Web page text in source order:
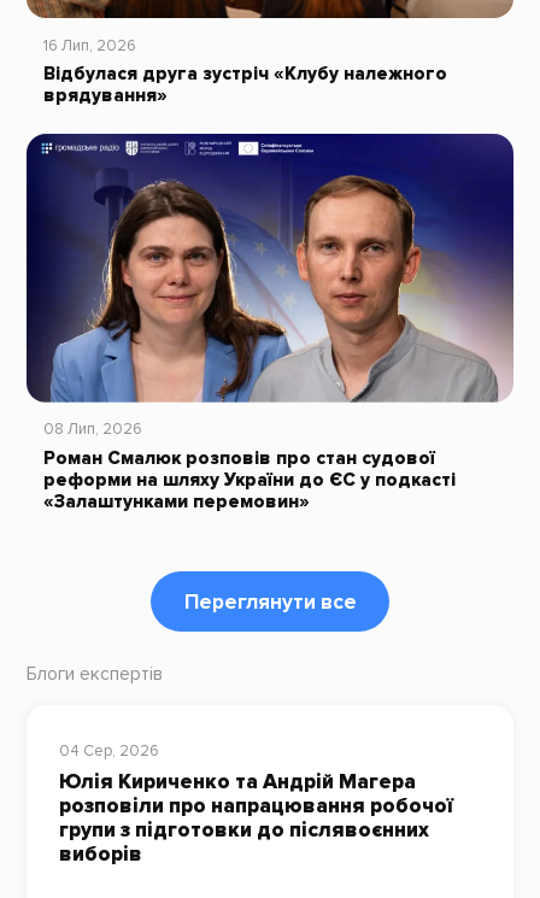
16 Лип, 2026
Відбулася друга зустріч «Клубу належного
врядування»
08 Лип, 2026
Роман Смалюк розповів про стан судової
реформи на шляху України до ЄС у подкасті
«Залаштунками перемовин»
Переглянути все
Блоги експертів
04 Сер, 2026
Юлія Кириченко та Андрій Магера
розповіли про напрацювання робочої
групи з підготовки до післявоєнних
виборів